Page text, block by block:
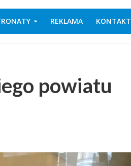
REKLAMA KONTAKT
powiatu